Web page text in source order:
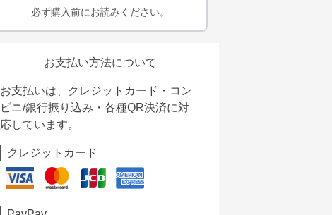
必ず購入前にお読みください。
お支払い方法について
お支払いは、クレジットカード・コン
ビニ/銀行振り込み・各種QR決済に対
応しています。
クレジットカード